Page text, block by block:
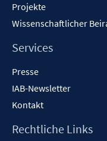
Projekte
Wissenschaftlicher
Services
Presse
IAB-Newsletter
Kontakt
Rechtliche Links